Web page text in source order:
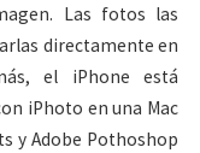
Las fotos las
directamente en
el iPhone está
iPhoto en una Mac
y Adobe Pothoshop